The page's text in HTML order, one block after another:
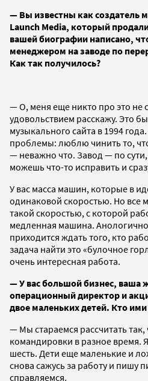
— Вы известны как создатель
Launch Media, который
вашей биографии написано,
менеджером на заводе по
Как так получилось?
— О, меня еще никто про это не
удовольствием расскажу. Это
музыкального сайта в 1994
проблемы: люблю чинить то,
— неважно что. Завод — по
можешь что-то исправить и
У вас масса машин, которые в
одинаковой скоростью. Но все
такой скоростью, с которой
медленная машина.
приходится ждать того, кто
задача найти это «булочное
очень интересная работа.
— У вас большой бизнес, ваша
операционный директор и
двое маленьких детей. Кто
— Мы стараемся рассчитать так,
командировки в разное время.
шесть. Дети еще маленькие и
снова сажусь за работу и пишу
справляемся.